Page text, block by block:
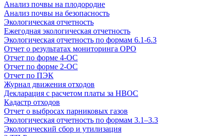
Анализ почвы на плодородие
Анализ почвы на безопасность
Экологическая отчетность
Ежегодная экологическая отчетность
Экологическая отчетность по формам 6.1-6.3
Отчет о результатах мониторинга ОРО
Отчет по форме 4-ОС
Отчет по форме 2-ОС
Отчет по ПЭК
Журнал движения отходов
Декларация с расчетом платы за НВОС
Кадастр отходов
Отчет о выбросах парниковых газов
Экологическая отчетность по формам 3.1–3.3
Экологический сбор и утилизация